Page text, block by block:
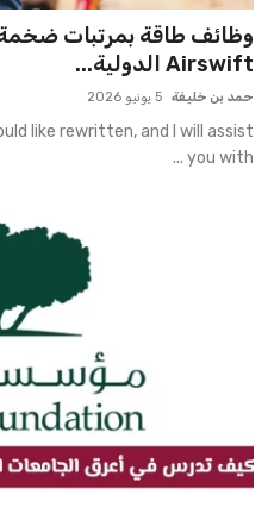
وظائف طاقة بمرتبات
Airswift الدولية...
حمد بن خليفة 5 يونيو 2026
like rewritten, and I will assist
you with ...